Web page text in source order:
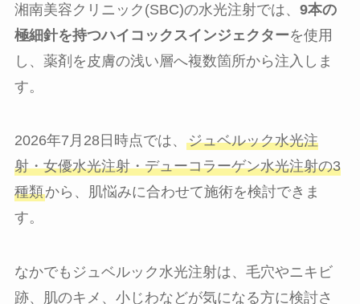
湘南美容クリニック(SBC)の水光注射では、 9本の
極細針を持つハイコックスインジェクターを使用
し、薬剤を皮膚の浅い層へ複数箇所から注入しま
す。
2026年7月28日時点では、 ジュベルック水光注
射・女優水光注射・デューコラーゲン水光注射の3
種類から、肌悩みに合わせて施術を検討できま
す。
なかでもジュベルック水光注射は、毛穴やニキビ
跡、肌のキメ、小じわなどが気になる方に検討さ